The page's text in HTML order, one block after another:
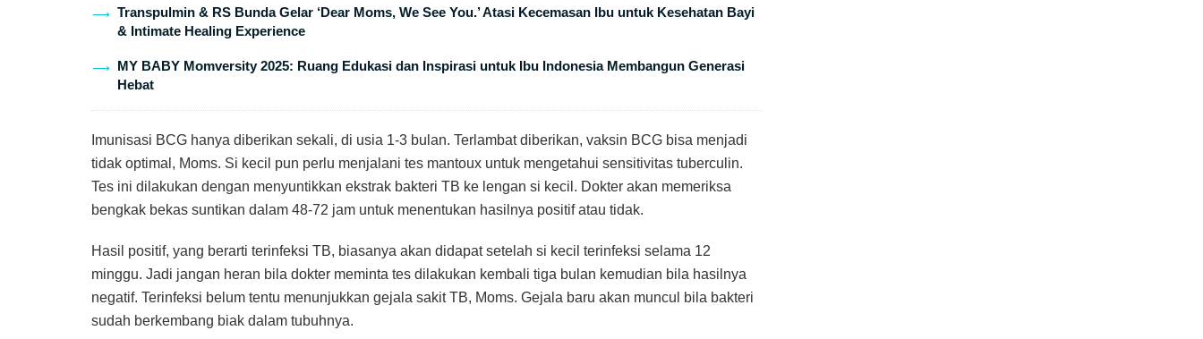
Transpulmin & RS Bunda Gelar ‘Dear Moms, We See You.’ Atasi Kecemasan Ibu untuk Kesehatan Bayi
& Intimate Healing Experience
MY BABY Momversity 2025: Ruang Edukasi dan Inspirasi untuk Ibu Indonesia Membangun Generasi
Hebat
Imunisasi BCG hanya diberikan sekali, di usia 1-3 bulan. Terlambat diberikan, vaksin BCG bisa menjadi
tidak optimal, Moms. Si kecil pun perlu menjalani tes mantoux untuk mengetahui sensitivitas tuberculin.
Tes ini dilakukan dengan menyuntikkan ekstrak bakteri TB ke lengan si kecil. Dokter akan memeriksa
bengkak bekas suntikan dalam 48-72 jam untuk menentukan hasilnya positif atau tidak.
Hasil positif, yang berarti terinfeksi TB, biasanya akan didapat setelah si kecil terinfeksi selama 12
minggu. Jadi jangan heran bila dokter meminta tes dilakukan kembali tiga bulan kemudian bila hasilnya
negatif. Terinfeksi belum tentu menunjukkan gejala sakit TB, Moms. Gejala baru akan muncul bila bakteri
sudah berkembang biak dalam tubuhnya.